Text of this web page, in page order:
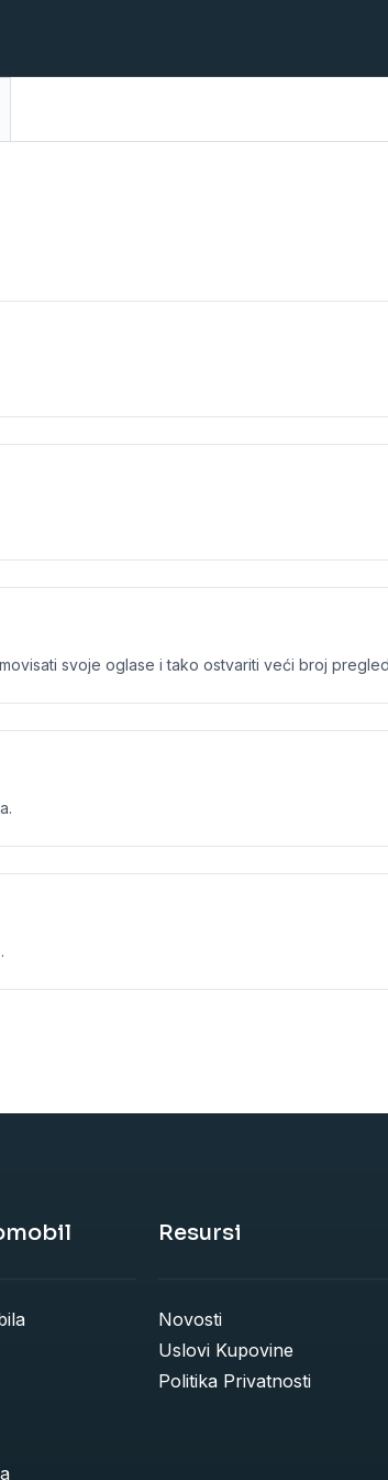
svoje oglase i tako ostvariti veći broj
Resursi
Novosti
Uslovi Kupovine
Politika Privatnosti